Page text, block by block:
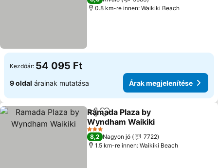
0.8 km-re innen: Waikiki Beach
Kezdőár: 54 095 Ft
9 oldal árainak mutatása Árak megjelenítése
MegosztásHozzáadás a kedvencekhez
Ramada Plaza by
Wyndham Waikiki
Árak megjelenítése
3 Kategória
8,2 Nagyon jó
7722
1.5 km-re innen: Waikiki Beach